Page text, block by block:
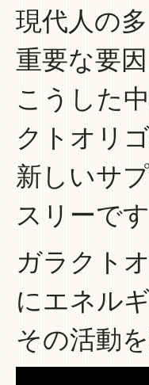
現代人の
重要な要
こうした
クトオリ
新しいサ
スリーです
ガラクト
にエネル
その活動